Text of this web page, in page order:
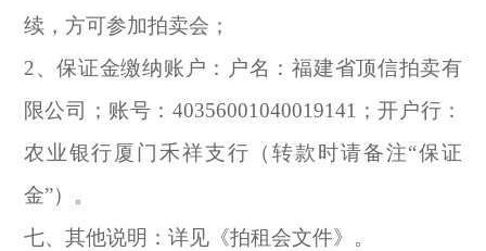
续，方可参加拍卖会；
2、保证金缴纳账户：户名：福建省顶信拍卖有
限公司；账号：40356001040019141；开户行：
农业银行厦门禾祥支行（转款时请备注“保证
金”）。
七、其他说明：详见《拍租会文件》。